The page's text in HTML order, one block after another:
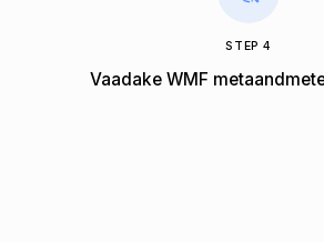
STEP 4
Vaadake WMF